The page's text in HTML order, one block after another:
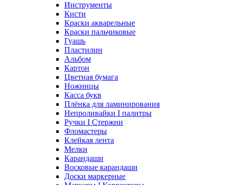
Инструменты
Кисти
Краски акварельные
Краски пальчиковые
Гуашь
Пластилин
Альбом
Картон
Цветная бумага
Ножницы
Касса букв
Плёнка для ламинирования
Непроливайки I палитры
Ручки I Стержни
Фломастеры
Клейкая лента
Мелки
Карандаши
Восковые карандаши
Доски маркерные